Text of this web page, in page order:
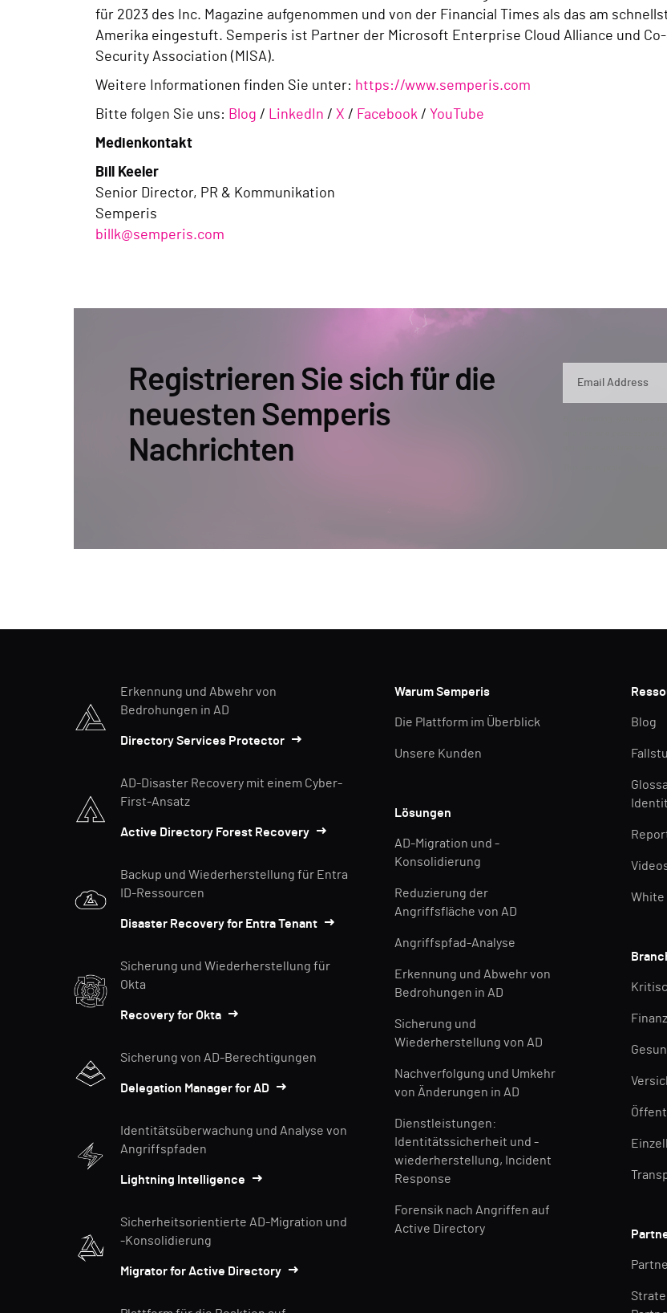
für 2023 des Inc. Magazine aufgenommen und von der Financial Times als das am
Amerika eingestuft. Semperis ist Partner der Microsoft Enterprise Cloud Alliance und
Security Association (MISA).
Weitere Informationen finden Sie unter: https://www.semperis.com
Bitte folgen Sie uns: Blog / LinkedIn / X / Facebook / YouTube
Medienkontakt
Bill Keeler
Senior Director, PR & Kommunikation
Semperis
billk@semperis.com
Registrieren Sie sich für die
neuesten Semperis
Nachrichten
Erkennung und Abwehr von
Bedrohungen in AD
Directory Services Protector
AD-Disaster Recovery mit einem Cyber-
First-Ansatz
Active Directory Forest Recovery
Backup und Wiederherstellung für Entra
ID-Ressourcen
Disaster Recovery for Entra Tenant
Sicherung und Wiederherstellung für
Okta
Recovery for Okta
Sicherung von AD-Berechtigungen
Delegation Manager for AD
Identitätsüberwachung und Analyse von
Angriffspfaden
Lightning Intelligence
Sicherheitsorientierte AD-Migration und
-Konsolidierung
Migrator for Active Directory
Warum Semperis
Die Plattform im Überblick
Unsere Kunden
Lösungen
AD-Migration und -
Konsolidierung
Reduzierung der
Angriffsfläche von AD
Angriffspfad-Analyse
Erkennung und Abwehr von
Bedrohungen in AD
Sicherung und
Wiederherstellung von AD
Nachverfolgung und Umkehr
von Änderungen in AD
Dienstleistungen:
Identitätssicherheit und -
wiederherstellung, Incident
Response
Forensik nach Angriffen auf
Active Directory
Blog
White